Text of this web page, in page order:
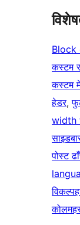
Block
कस्टम
कस्टम
हेडर,
width
पोस्ट